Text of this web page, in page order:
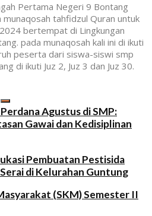
Pertama Negeri 9 Bontang
tahfidzul Quran untuk
bertempat di Lingkungan
pada munaqosah kali ini di ikuti
peserta dari siswa-siswi smp
di ikuti Juz 2, Juz 3 dan Juz 30.
Agustus di SMP:
Gawai dan Kedisiplinan
Pembuatan Pestisida
di Kelurahan Guntung
(SKM) Semester II